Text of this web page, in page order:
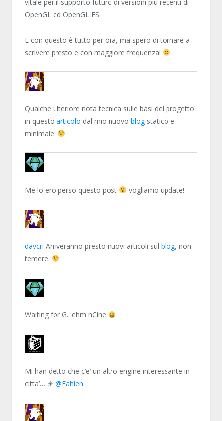
vitale per il supporto futuro di versioni più recenti di
OpenGL ed OpenGL ES.
E con questo è tutto per ora, ma spero di tornare a
scrivere presto e con maggiore frequenza!
ENCELO
Qualche ulteriore nota tecnica sulle basi del progetto
in questo articolo dal mio nuovo blogstatico e
minimale.
DAVCRI
Me lo ero perso questo post vogliamo update!
ENCELO
davcri Arriveranno presto nuovi articoli sul blog, non
temere.
DAVCRI
Waiting for G.. ehm nCine
WINTERMUTE
Mi han detto che c’e’ un altro engine interessante in
citta’… ☀ @Fahien